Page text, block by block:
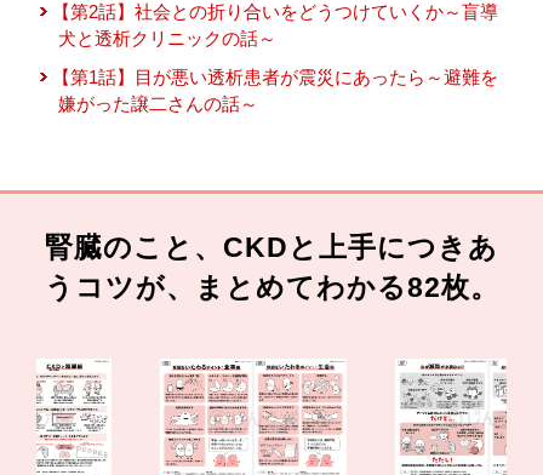
【第2話】社会との折り合いをどうつけていくか～盲導
犬と透析クリニックの話～
【第1話】目が悪い透析患者が震災にあったら～避難を
嫌がった譲二さんの話～
腎臓のこと、CKDと上手につきあ
うコツが、まとめてわかる82枚。